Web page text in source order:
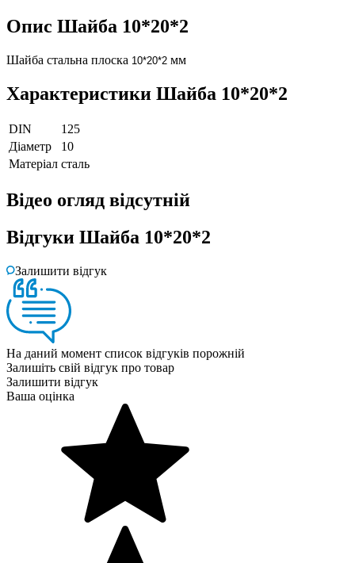
Опис Шайба 10*20*2
Шайба стальна плоска 10*20*2 мм
Характеристики Шайба 10*20*2
DIN
125
Діаметр
10
Матеріал сталь
Відео огляд відсутній
Відгуки Шайба 10*20*2
Залишити відгук
На даний момент список відгуків порожній
Залишіть свій відгук про товар
Залишити відгук
Ваша оцінка